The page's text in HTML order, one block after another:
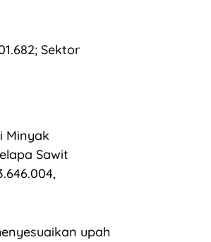
Sektor
Minyak
Sawit
upah